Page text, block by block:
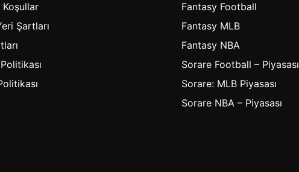
Şartları
Fantasy Football
Fantasy MLB
Fantasy NBA
Sorare Football – Piyasası
Sorare: MLB Piyasası
Sorare NBA – Piyasası